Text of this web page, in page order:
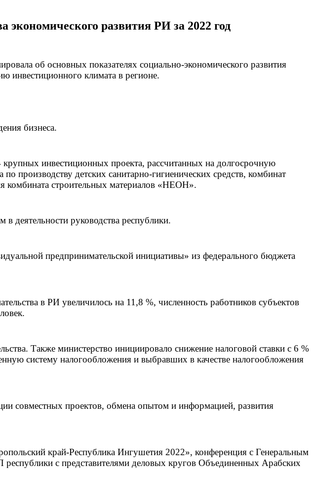
развития РИ за 2022 год
об основных показателях социально-экономического развития
инвестиционного климата в регионе.
бизнеса.
инвестиционных проекта, рассчитанных на долгосрочную
производству детских санитарно-гигиенических средств, комбинат
комбината строительных материалов «НЕОН».
в деятельности руководства республики.
предпринимательской инициативы» из федерального бюджета
в РИ увеличилось на 11,8 %, численность работников субъектов
Также министерство инициировало снижение налоговой ставки с 6 %
систему налогообложения и выбравших в качестве налогообложения
совместных проектов, обмена опытом и информацией, развития
край-Республика Ингушетия 2022», конференция с Генеральным
с представителями деловых кругов Объединенных Арабских